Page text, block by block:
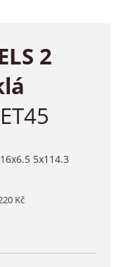
2
5x114.3
Kč